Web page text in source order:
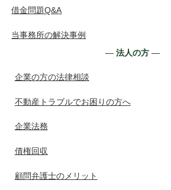
借金問題Q&A
当事務所の解決事例
― 法人の方 ―
企業の方の法律相談
不動産トラブルでお困りの方へ
企業法務
債権回収
顧問弁護士のメリット